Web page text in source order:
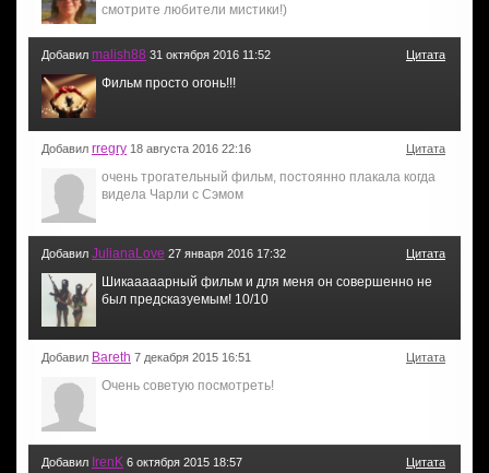
смотрите любители мистики!)
Добавил malish88 31 октября 2016 11:52 Цитата
Фильм просто огонь!!!
Добавил rregry 18 августа 2016 22:16 Цитата
очень трогательный фильм, постоянно плакала когда
видела Чарли с Сэмом
Добавил JulianaLove 27 января 2016 17:32 Цитата
Шикааааарный фильм и для меня он совершенно не
был предсказуемым! 10/10
Добавил Bareth 7 декабря 2015 16:51 Цитата
Очень советую посмотреть!
Добавил IrenK 6 октября 2015 18:57 Цитата